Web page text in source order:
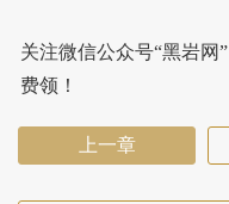
关注微信公众号“黑岩网
费领！
上一章